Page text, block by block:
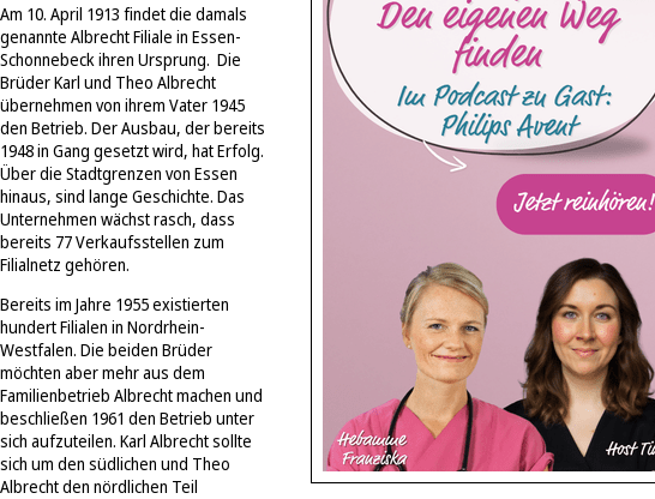
Am 10. April 1913 findet die damals
genannte Albrecht Filiale in Essen-
Schonnebeck ihren Ursprung. Die
Brüder Karl und Theo Albrecht
übernehmen von ihrem Vater 1945
den Betrieb. Der Ausbau, der bereits
1948 in Gang gesetzt wird, hat Erfolg.
Über die Stadtgrenzen von Essen
hinaus, sind lange Geschichte. Das
Unternehmen wächst rasch, dass
bereits 77 Verkaufsstellen zum
Filialnetz gehören.
Bereits im Jahre 1955 existierten
hundert Filialen in Nordrhein-
Westfalen. Die beiden Brüder
möchten aber mehr aus dem
Familienbetrieb Albrecht machen und
beschließen 1961 den Betrieb unter
sich aufzuteilen. Karl Albrecht sollte
sich um den südlichen und Theo
Albrecht den nördlichen Teil